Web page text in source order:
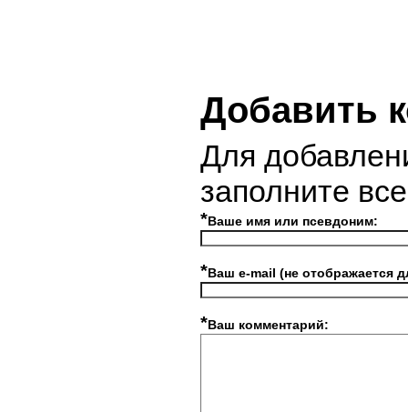
Добавить
Для
заполните
*Ваше имя или псевдоним:
*Ваш e-mail (не отображается
*Ваш комментарий: